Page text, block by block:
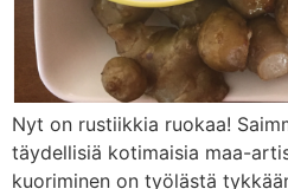
Nyt on rustiikkia ruokaa!
täydellisiä kotimaisia maa-
kuoriminen on työlästä